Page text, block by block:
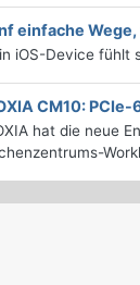
einfache
iOS-Device fühlt
CM10:
hat die neue